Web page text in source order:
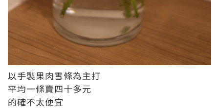
以手製果肉雪條為主打
平均一條賣四十多元
的確不太便宜